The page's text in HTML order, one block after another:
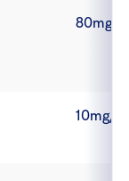
80mg
10mg/